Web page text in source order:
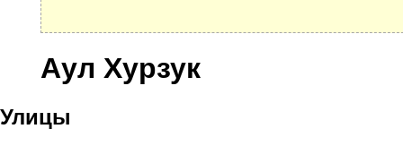
Аул Хурзук
Улицы